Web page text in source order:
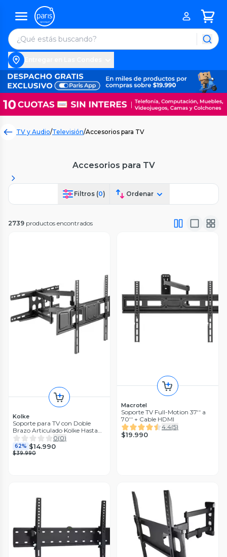
TV y Audio/Televisión/Accesorios para TV
Accesorios para TV
Filtros (0) Ordenar
2739 productos encontrados
Kolke
Soporte para TV con Doble
Brazo Articulado Kolke Hasta
80"
0(0)
62% $14.990
$39.990
Macrotel
Soporte TV Full-Motion 37'' a
70'' + Cable HDMI
4.4(5)
$19.990